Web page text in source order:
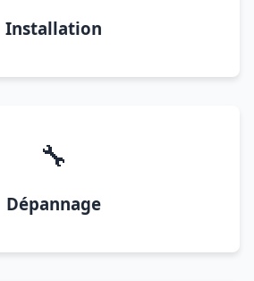
Installation
🔧
Dépannage